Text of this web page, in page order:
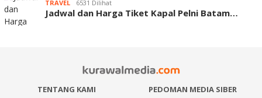
TRAVEL 6531 Dilihat
Jadwal dan Harga Tiket Kapal Pelni Batam…
TENTANG KAMI PEDOMAN MEDIA SIBER